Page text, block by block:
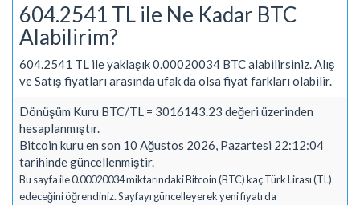
604.2541 TL ile Ne Kadar BTC
Alabilirim?
604.2541 TL ile yaklaşık 0.00020034 BTC alabilirsiniz. Alış
ve Satış fiyatları arasında ufak da olsa fiyat farkları olabilir.
Dönüşüm Kuru BTC/TL = 3016143.23 değeri üzerinden
hesaplanmıştır.
Bitcoin kuru en son 10 Ağustos 2026, Pazartesi 22:12:04
tarihinde güncellenmiştir.
Bu sayfa ile 0.00020034 miktarındaki Bitcoin (BTC) kaç Türk Lirası (TL)
edeceğini öğrendiniz. Sayfayı güncelleyerek yeni fiyatı da